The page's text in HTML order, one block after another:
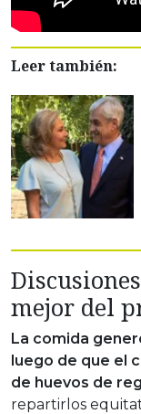
Leer también:
mejor del
La comida
luego de que el
de huevos de
repartirlos